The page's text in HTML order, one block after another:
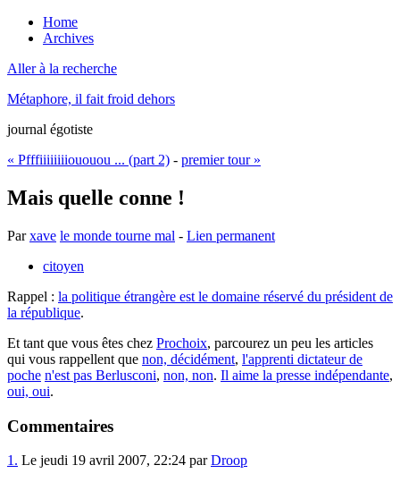
Home
Archives
Aller à la recherche
Métaphore, il fait froid dehors
journal égotiste
« Pfffiiiiiiiiououou ... (part 2) - premier tour »
Mais quelle conne !
Parxave le monde tourne mal - Lien permanent
citoyen
Rappel : la politique étrangère est le domaine réservé du président de
la république.
Et tant que vous êtes chez Prochoix, parcourez un peu les articles
qui vous rappellent que non, décidément, l'apprenti dictateur de
poche n'est pas Berlusconi, non, non. Il aime la presse indépendante,
oui, oui.
Commentaires
1. Le jeudi 19 avril 2007, 22:24 parDroop